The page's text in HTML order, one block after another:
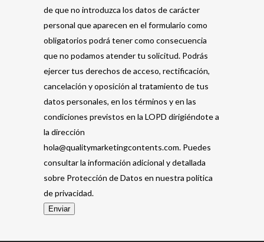
de que no introduzca los datos de carácter
personal que aparecen en el formulario como
obligatorios podrá tener como consecuencia
que no podamos atender tu solicitud. Podrás
ejercer tus derechos de acceso, rectificación,
cancelación y oposición al tratamiento de tus
datos personales, en los términos y en las
condiciones previstos en la LOPD dirigiéndote a
la dirección
hola@qualitymarketingcontents.com. Puedes
consultar la información adicional y detallada
sobre Protección de Datos en nuestra política
de privacidad.
Enviar